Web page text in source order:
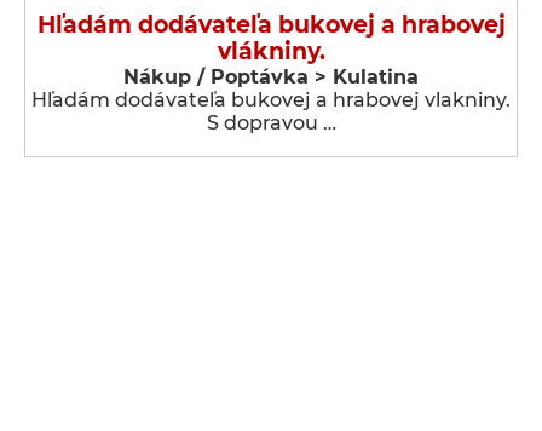
Hľadám dodávateľa bukovej a hrabovej
vlákniny.
Nákup / Poptávka > Kulatina
Hľadám dodávateľa bukovej a hrabovej vlakniny.
S dopravou …